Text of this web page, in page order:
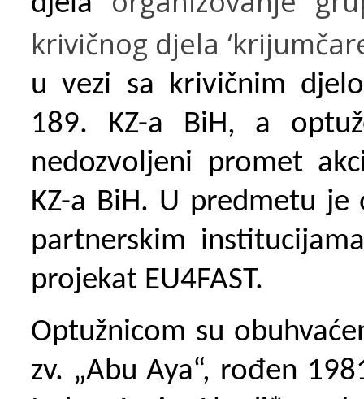
krivičnog djela
u vezi sa krivičnim
189. KZ-a BiH, a
nedozvoljeni promet
KZ-a BiH. U predmetu je
partnerskim
projekat EU4FAST.
Optužnicom su
zv. „Abu Aya“, rođen